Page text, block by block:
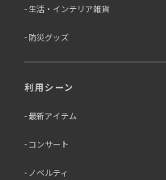
生活・インテリア雑貨
防災グッズ
利用シーン
最新アイテム
コンサート
ノベルティ